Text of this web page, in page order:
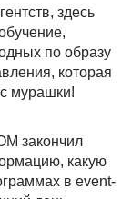
здесь
по образу
которая
мурашки!
закончил
какую
в event-